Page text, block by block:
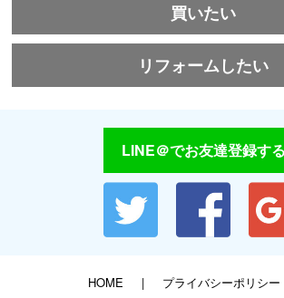
買いたい
リフォームしたい
LINE＠でお友達登録する
HOME プライバシーポリシー